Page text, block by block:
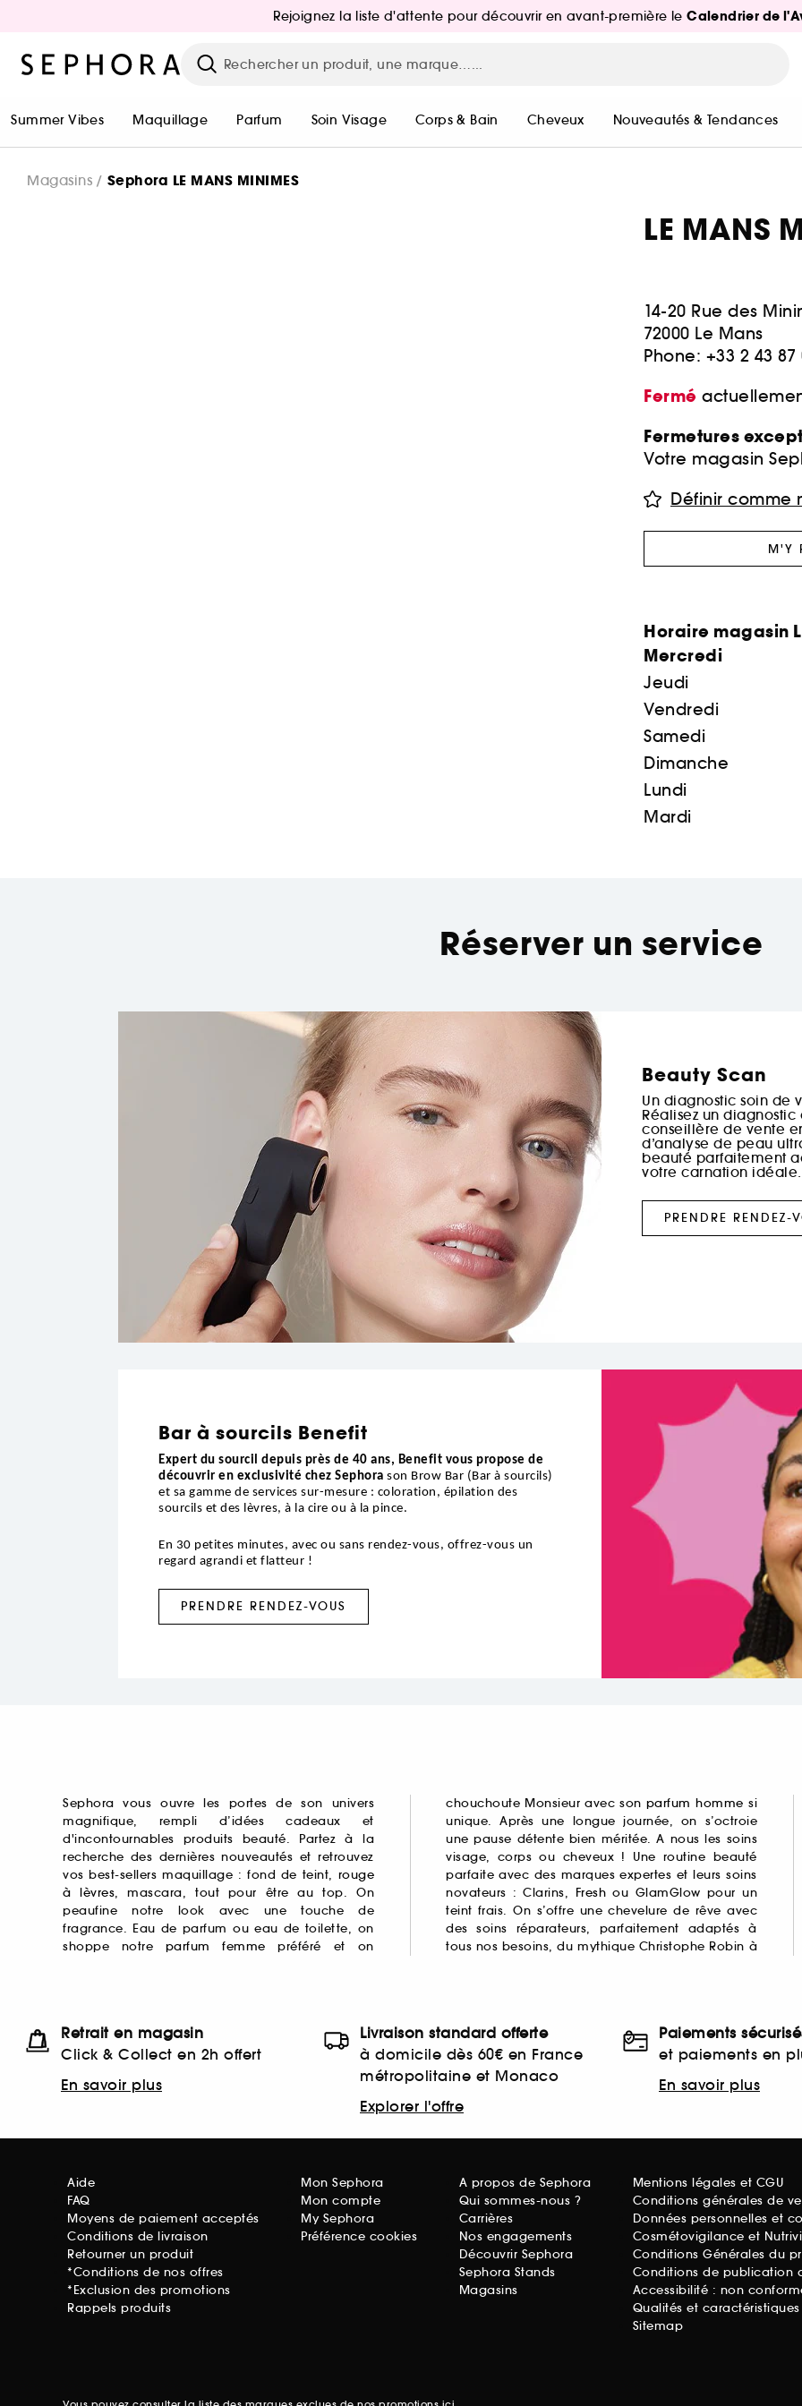
Rejoignez la liste d'attente pour découvrir en avant-première leCalendrier de
Summer Vibes Maquillage Parfum Soin Visage Corps & Bain Cheveux Nouveautés & Tendances
Magasins Sephora LE MANS MINIMES
LE MANS
14-20 Rue des
72000 Le Mans
Phone: +33 2 43 87
Fermé
Fermetures
Votre magasin
Définir comme
M'Y
Horaire magasin
Mercredi
Jeudi
Vendredi
Samedi
Dimanche
Lundi
Mardi
Réserver un service
Beauty Scan
Un diagnostic soin de
Réalisez un
conseillère de vente
d’analyse de peau
beauté parfaitement
votre carnation idéale.
PRENDRE RENDEZ-
Bar à sourcils Benefit
Expert du sourcil depuis près de 40 ans, Benefit vous propose de
découvrir en exclusivité chez Sephora son Brow Bar (Bar à sourcils)
et sa gamme de services sur-mesure : coloration, épilation des
sourcils et des lèvres, à la cire ou à la pince.
En 30 petites minutes, avec ou sans rendez-vous, offrez-vous un
regard agrandi et flatteur !
PRENDRE RENDEZ-VOUS
Sephora vous ouvre les portes de son univers
magnifique, rempli d’idées cadeaux et
d'incontournables produits beauté. Partez à la
recherche des dernières nouveautés et retrouvez
vos best-sellers maquillage : fond de teint, rouge
à lèvres, mascara, tout pour être au top. On
peaufine notre look avec une touche de
fragrance. Eau de parfum ou eau de toilette, on
shoppe notre parfum femme préféré et on
chouchoute Monsieur avec son parfum homme si
unique. Après une longue journée, on s’octroie
une pause détente bien méritée. A nous les soins
visage, corps ou cheveux ! Une routine beauté
parfaite avec des marques expertes et leurs soins
novateurs : Clarins, Fresh ou GlamGlow pour un
teint frais. On s’offre une chevelure de rêve avec
des soins réparateurs, parfaitement adaptés à
tous nos besoins, du mythique Christophe Robin à
Retrait en magasin
Click & Collect en 2h offert
En savoir plus
Livraison standard offerte
à domicile dès 60€ en France
métropolitaine et Monaco
Explorer l'offre
Paiements
et paiements en
En savoir plus
Aide
FAQ
Moyens de paiement acceptés
Conditions de livraison
Retourner un produit
*Conditions de nos offres
*Exclusion des promotions
Rappels produits
Mon Sephora
Mon compte
My Sephora
Préférence cookies
A propos de Sephora
Qui sommes-nous ?
Carrières
Nos engagements
Découvrir Sephora
Sephora Stands
Magasins
Mentions légales et CGU
Conditions générales de
Données personnelles et
Cosmétovigilance et
Conditions Générales du
Conditions de publication
Accessibilité : non
Qualités et
Sitemap